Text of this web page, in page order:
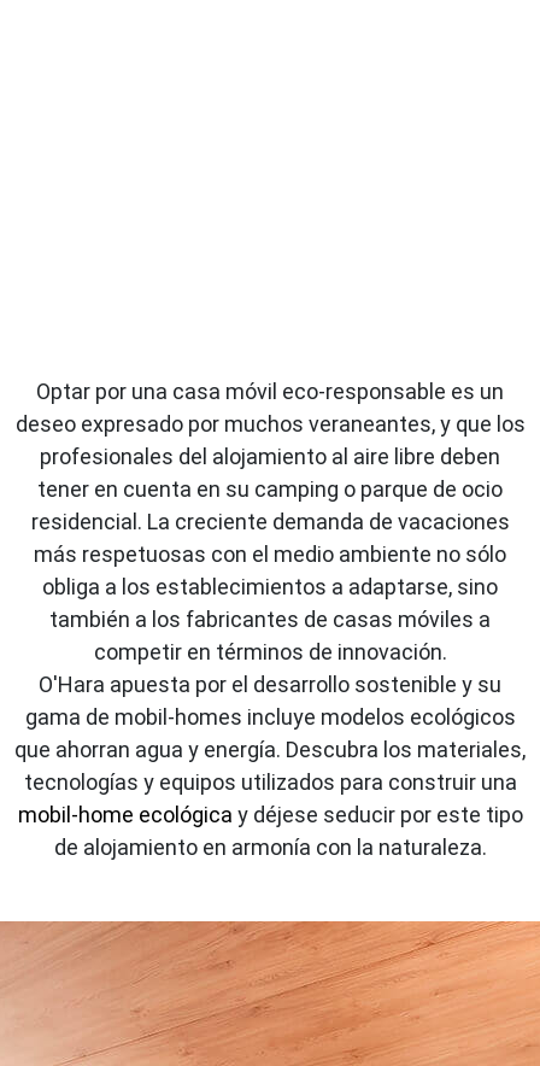
Optar por una casa móvil eco-responsable es un
deseo expresado por muchos veraneantes, y que los
profesionales del alojamiento al aire libre deben
tener en cuenta en su camping o parque de ocio
residencial. La creciente demanda de vacaciones
más respetuosas con el medio ambiente no sólo
obliga a los establecimientos a adaptarse, sino
también a los fabricantes de casas móviles a
competir en términos de innovación.
O'Hara apuesta por el desarrollo sostenible y su
gama de mobil-homes incluye modelos ecológicos
que ahorran agua y energía. Descubra los materiales,
tecnologías y equipos utilizados para construir una
mobil-home ecológica y déjese seducir por este tipo
de alojamiento en armonía con la naturaleza.